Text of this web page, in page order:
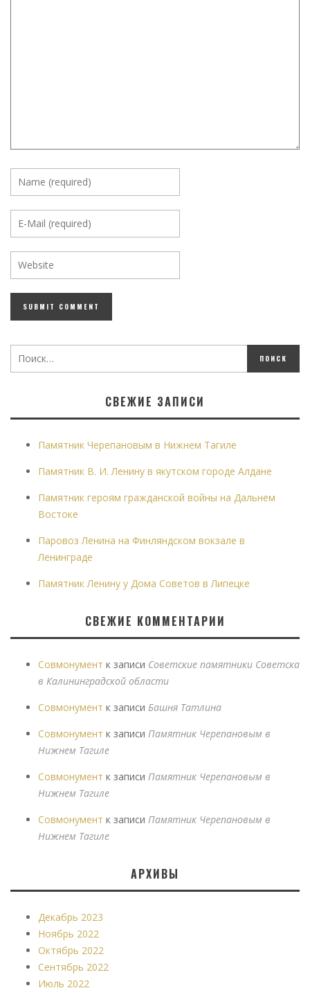
СВЕЖИЕ ЗАПИСИ
Памятник Черепановым в Нижнем Тагиле
Памятник В. И. Ленину в якутском городе Алдане
Памятник героям гражданской войны на Дальнем
Востоке
Паровоз Ленина на Финляндском вокзале в
Ленинграде
Памятник Ленину у Дома Советов в Липецке
СВЕЖИЕ КОММЕНТАРИИ
Совмонумент к записи Советские памятники Советска
в Калининградской области
Совмонумент к записи Башня Татлина
Совмонумент к записи Памятник Черепановым в
Нижнем Тагиле
Совмонумент к записи Памятник Черепановым в
Нижнем Тагиле
Совмонумент к записи Памятник Черепановым в
Нижнем Тагиле
АРХИВЫ
Декабрь 2023
Ноябрь 2022
Октябрь 2022
Сентябрь 2022
Июль 2022